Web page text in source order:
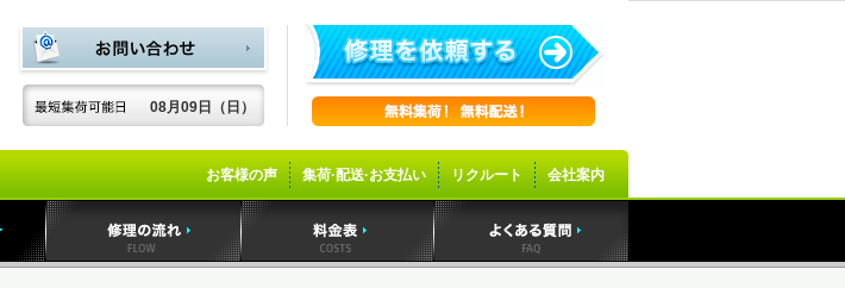
08月09日（日）
会社案内
リクルート
集荷·配送·お支払い
お客様の声